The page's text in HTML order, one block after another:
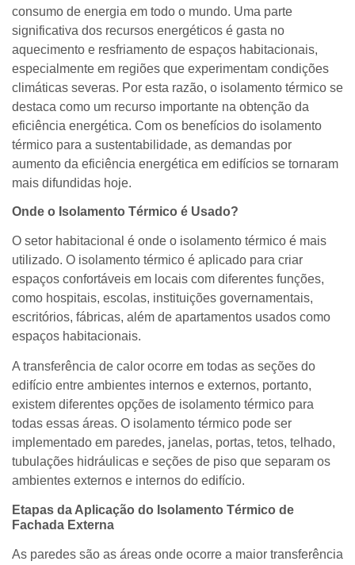
consumo de energia em todo o mundo. Uma parte
significativa dos recursos energéticos é gasta no
aquecimento e resfriamento de espaços habitacionais,
especialmente em regiões que experimentam condições
climáticas severas. Por esta razão, o isolamento térmico se
destaca como um recurso importante na obtenção da
eficiência energética. Com os benefícios do isolamento
térmico para a sustentabilidade, as demandas por
aumento da eficiência energética em edifícios se tornaram
mais difundidas hoje.
Onde o Isolamento Térmico é Usado?
O setor habitacional é onde o isolamento térmico é mais
utilizado. O isolamento térmico é aplicado para criar
espaços confortáveis em locais com diferentes funções,
como hospitais, escolas, instituições governamentais,
escritórios, fábricas, além de apartamentos usados como
espaços habitacionais.
A transferência de calor ocorre em todas as seções do
edifício entre ambientes internos e externos, portanto,
existem diferentes opções de isolamento térmico para
todas essas áreas. O isolamento térmico pode ser
implementado em paredes, janelas, portas, tetos, telhado,
tubulações hidráulicas e seções de piso que separam os
ambientes externos e internos do edifício.
Etapas da Aplicação do Isolamento Térmico de
Fachada Externa
As paredes são as áreas onde ocorre a maior transferência